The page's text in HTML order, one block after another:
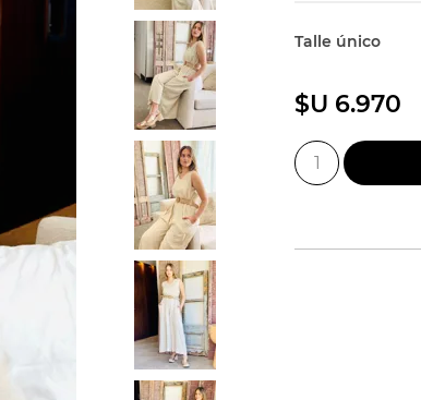
Talle único
$U 6.970